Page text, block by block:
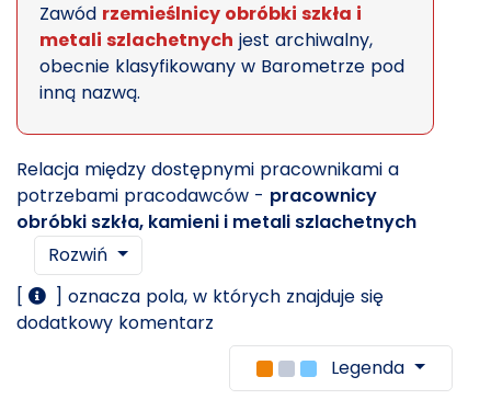
Zawód rzemieślnicy obróbki szkła i
metali szlachetnych jest archiwalny,
obecnie klasyfikowany w Barometrze pod
inną nazwą.
Relacja między dostępnymi pracownikami a
potrzebami pracodawców - pracownicy
obróbki szkła, kamieni i metali szlachetnych
Rozwiń
[
] oznacza pola, w których znajduje się
dodatkowy komentarz
Legenda